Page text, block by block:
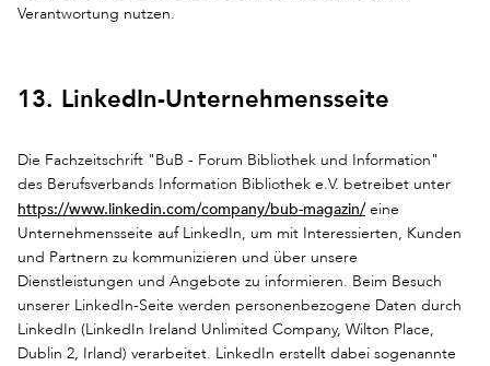
Verantwortung nutzen.
13. LinkedIn-Unternehmensseite
Die Fachzeitschrift "BuB - Forum Bibliothek und Information"
des Berufsverbands Information Bibliothek e.V. betreibet unter
https://www.linkedin.com/company/bub-magazin/eine
Unternehmensseite auf LinkedIn, um mit Interessierten, Kunden
und Partnern zu kommunizieren und über unsere
Dienstleistungen und Angebote zu informieren. Beim Besuch
unserer LinkedIn-Seite werden personenbezogene Daten durch
LinkedIn (LinkedIn Ireland Unlimited Company, Wilton Place,
Dublin 2, Irland) verarbeitet. LinkedIn erstellt dabei sogenannte